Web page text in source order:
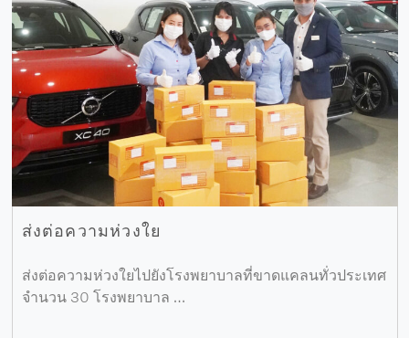
ส่งต่อความห่วงใย
ส่งต่อความห่วงใยไปยังโรงพยาบาลที่ขาดแคลนทั่วประเทศ
จำนวน 30 โรงพยาบาล …